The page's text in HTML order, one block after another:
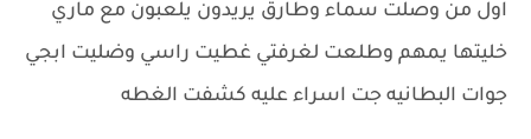
اول من وصلت سماء وطارق يريدون يلعبون مع ماري
خليتها يمهم وطلعت لغرفتي غطيت راسي وضليت ابجي
جوات البطانيه جت اسراء عليه كشفت الغطه